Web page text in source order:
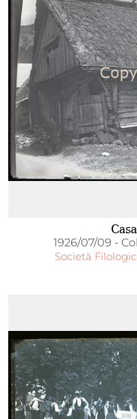
1926/07/09 -
Società